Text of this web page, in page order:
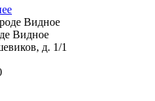
Видное
д. 1/1